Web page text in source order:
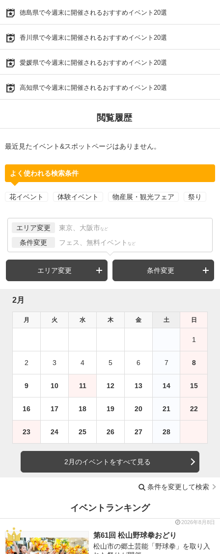
徳島県で今週末に開催されるおすすめイベント20選
香川県で今週末に開催されるおすすめイベント20選
愛媛県で今週末に開催されるおすすめイベント20選
高知県で今週末に開催されるおすすめイベント20選
閲覧履歴
最近見たイベント&スポットページはありません。
よく使われる検索条件
花イベント 体験イベント 物産展・観光フェア 祭り
エリア変更 東京、大阪市 など
条件変更 フェス、無料イベント など
エリア変更 条件変更
2月
月 火 水 木 金 土 日
1
2 3 4 5 6 7 8
9 10 11 12 13 14 15
16 17 18 19 20 21 22
23 24 25 26 27 28
2月のイベントをすべて見る
条件を変更して検索
イベントランキング
2026年8月8日
第61回 松山野球拳おどり
松山市の郷土芸能「野球拳」を取り入